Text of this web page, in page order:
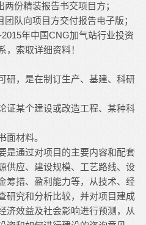
份精装报告书交项目方；
队向项目方交付报告电子版；
年中国CNG加气站行业投资
，索取详细资料！
研，是在制订生产、基建、科研
证某个建设或改造工程、某种科
面材料。
是通过对项目的主要内容和配套
供应、建设规模、工艺路线、设
筹措、盈利能力等，从技术、经
研究和分析比较，并对项目建成
济效益及社会影响进行预测，从